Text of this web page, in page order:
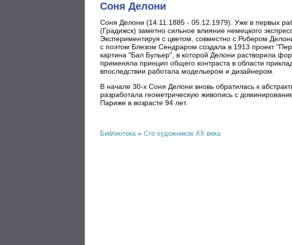
Соня Делони
Соня Делони (14.11.1885 - 05.12.1979). Уже в первых
(Градижск) заметно сильное влияние немецкого
Экспериментируя с цветом, совместно с Робером
с поэтом Блезом Сендраром создала в 1913 проект
картина "Бал Бульер", в которой Делони растворила
применяла принцип общего контраста в области
впоследствии работала модельером и дизайнером.
В начале 30-х Соня Делони вновь обратилась к
разработала геометрическую живопись с
Париже в возрасте 94 лет.
Библиотека » Сто художников XX века